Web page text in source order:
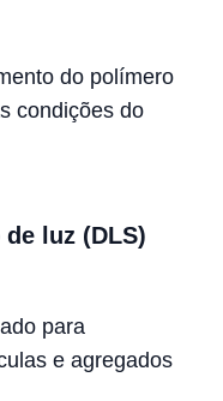
do polímero
condições do
luz (DLS)
para
e agregados